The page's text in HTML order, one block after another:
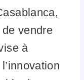
vendre
à